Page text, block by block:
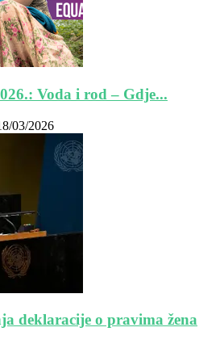
Voda i rod – Gdje...
03/2026
deklaracije o pravima žena